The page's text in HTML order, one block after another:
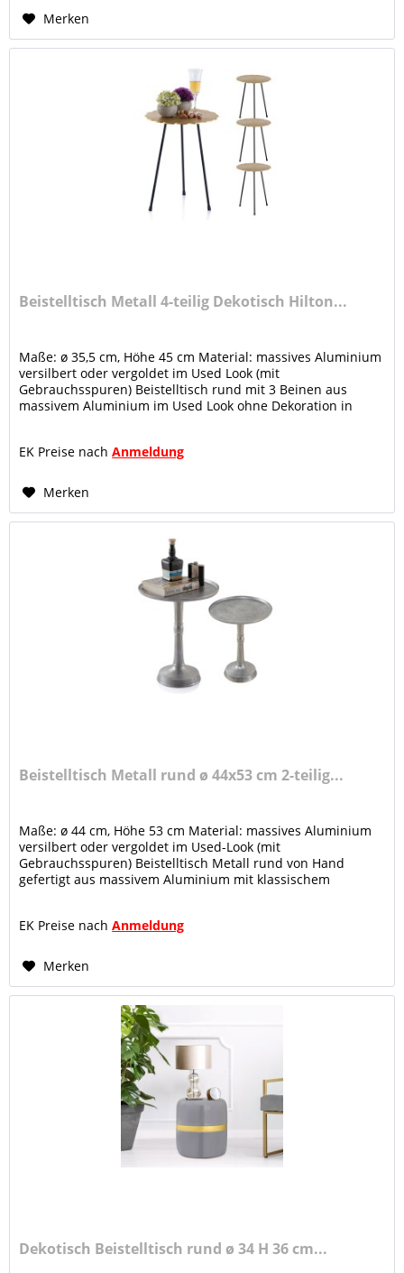
Merken
Beistelltisch Metall 4-teilig Dekotisch Hilton...
Maße: ø 35,5 cm, Höhe 45 cm Material: massives Aluminium
versilbert oder vergoldet im Used Look (mit
Gebrauchsspuren) Beistelltisch rund mit 3 Beinen aus
massivem Aluminium im Used Look ohne Dekoration in
EK Preise nachAnmeldung
Merken
Beistelltisch Metall rund ø 44x53 cm 2-teilig...
Maße: ø 44 cm, Höhe 53 cm Material: massives Aluminium
versilbert oder vergoldet im Used-Look (mit
Gebrauchsspuren) Beistelltisch Metall rund von Hand
gefertigt aus massivem Aluminium mit klassischem
EK Preise nachAnmeldung
Merken
Dekotisch Beistelltisch rund ø 34 H 36 cm...